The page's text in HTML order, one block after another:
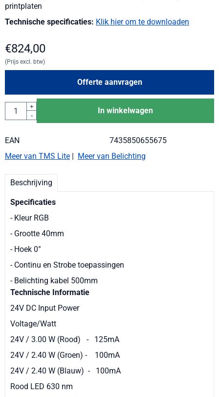
printplaten
Technische specificaties: Klik hier om te downloaden
€824,00
(Prijs excl. btw)
Offerte aanvragen
Aantal
+
-
In winkelwagen
EAN
7435850655675
Meer van TMS Lite
Meer van Belichting
Beschrijving
Specificaties
- Kleur RGB
- Grootte 40mm
- Hoek 0°
- Continu en Strobe toepassingen
- Belichting kabel 500mm
Technische Informatie
24V DC Input Power
Voltage/Watt
24V / 3.00 W (Rood) - 125mA
24V / 2.40 W (Groen) - 100mA
24V / 2.40 W (Blauw) - 100mA
Rood LED 630 nm